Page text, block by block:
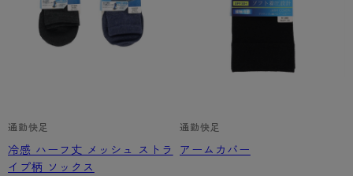
通勤快足
冷感 ハーフ丈 メッシュ ストラ
イプ柄 ソックス
通勤快足
アームカバー